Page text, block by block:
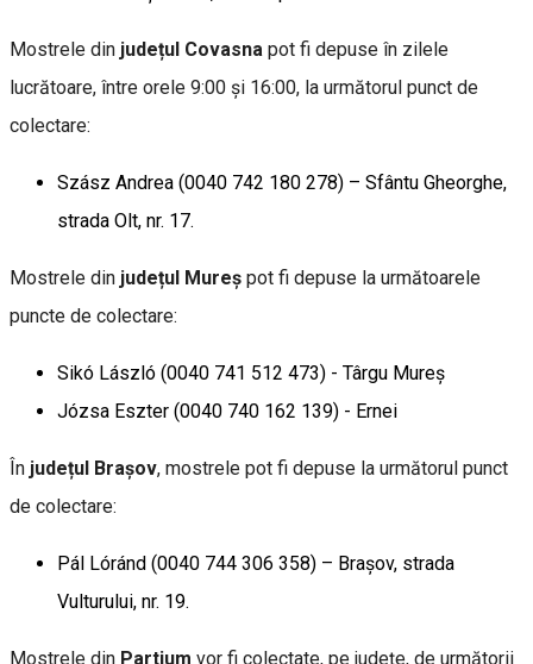
Mostrele din județul Covasna pot fi depuse în zilele
lucrătoare, între orele 9:00 și 16:00, la următorul punct de
colectare:
Szász Andrea (0040 742 180 278) – Sfântu Gheorghe,
strada Olt, nr. 17.
Mostrele din județul Mureș pot fi depuse la următoarele
puncte de colectare:
Sikó László (0040 741 512 473) - Târgu Mureș
Józsa Eszter (0040 740 162 139) - Ernei
În județul Brașov, mostrele pot fi depuse la următorul punct
de colectare:
Pál Lóránd (0040 744 306 358) – Brașov, strada
Vulturului, nr. 19.
Mostrele din Partium vor fi colectate, pe județe, de următorii